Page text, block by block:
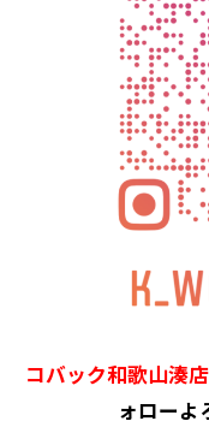
コバック和歌山湊店
ォローよ